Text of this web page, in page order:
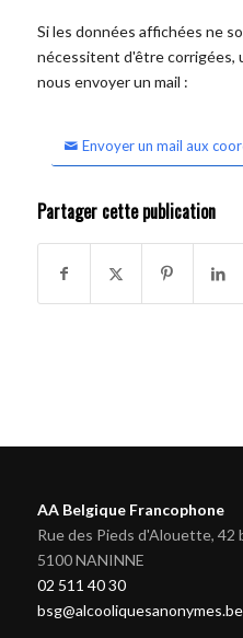
Si les données affichées ne
nécessitent d'être corrigées,
nous envoyer un mail :
Envoyer un mail aux
Partager cette publication
AA Belgique Francophone
Rue des Pieds d'Alouette, 42
5100 NANINNE
02 511 40 30
bsg@alcooliquesanonymes.be